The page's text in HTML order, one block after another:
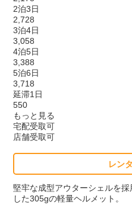
2泊3日
2,728
3泊4日
3,058
4泊5日
3,388
5泊6日
3,718
延滞1日
550
もっと見る
宅配受取可
店舗受取可
レン
堅牢な成型アウターシェルを
した305gの軽量ヘルメット。